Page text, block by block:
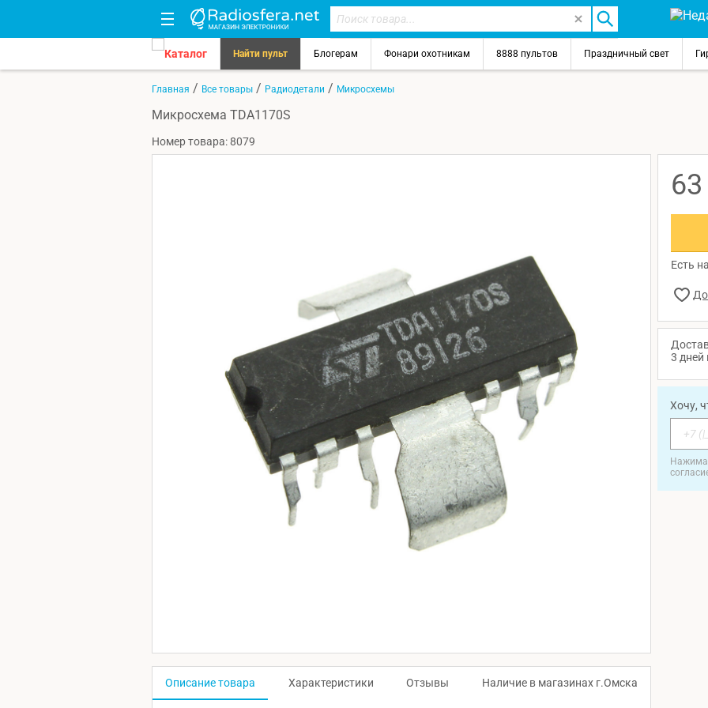
Каталог Найти пульт Блогерам Фонари охотникам 8888 пультов Праздничный свет
Главная / Все товары / Радиодетали / Микросхемы
Микросхема TDA1170S
Номер товара: 8079
63
Есть
3 дней
Хочу,
Описание товара Характеристики Отзывы Наличие в магазинах г.Омска